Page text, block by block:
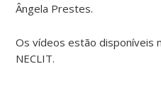
Ângela Prestes.
Os vídeos estão disponíveis
NECLIT.